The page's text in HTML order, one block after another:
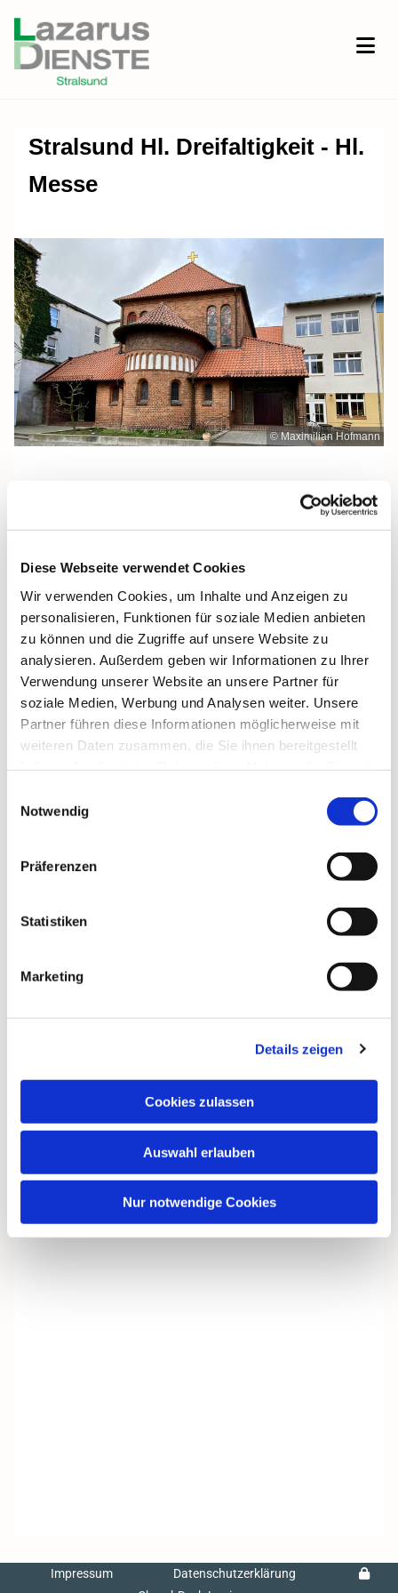
Diese Webseite verwendet Cookies
Wir verwenden Cookies, um Inhalte und Anzeigen zu
personalisieren, Funktionen für soziale Medien anbieten
zu können und die Zugriffe auf unsere Website zu
analysieren. Außerdem geben wir Informationen zu Ihrer
Verwendung unserer Website an unsere Partner für
soziale Medien, Werbung und Analysen weiter. Unsere
Partner führen diese Informationen möglicherweise mit
weiteren Daten zusammen, die Sie ihnen bereitgestellt
Notwendig
Präferenzen
Statistiken
Marketing
Details zeigen
Cookies zulassen
Auswahl erlauben
Nur notwendige Cookies
Stralsund Hl. Dreifaltigkeit - Hl.
Messe
© Maximilian Hofmann
Sonntag, 28. März 2027, 10:30 Uhr
Heilige Dreifaltigkeit, Stralsund,
Frankenwall 7, 18439 Stralsund
Dies könnte Sie auch
interessieren
Impressum
Datenschutzerklärung